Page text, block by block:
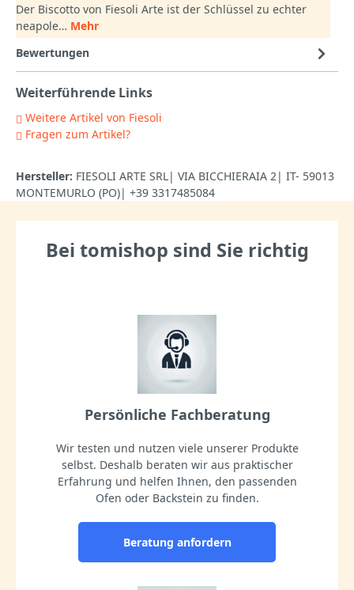
Der Biscotto von Fiesoli Arte ist der Schlüssel zu echter
neapole… Mehr
Bewertungen
Weiterführende Links
Weitere Artikel von Fiesoli
Fragen zum Artikel?
Hersteller: FIESOLI ARTE SRL| VIA BICCHIERAIA 2| IT- 59013
MONTEMURLO (PO)| +39 3317485084
Bei tomishop sind Sie richtig
Persönliche Fachberatung
Wir testen und nutzen viele unserer Produkte
selbst. Deshalb beraten wir aus praktischer
Erfahrung und helfen Ihnen, den passenden
Ofen oder Backstein zu finden.
Beratung anfordern